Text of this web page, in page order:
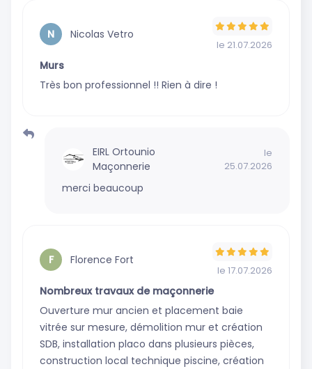
avis
avis
N Nicolas Vetro
le 21.07.2026
Murs
Très bon professionnel !! Rien à dire !
EIRL Ortounio
Maçonnerie
le
25.07.2026
merci beaucoup
F Florence Fort
le 17.07.2026
Nombreux travaux de maçonnerie
Ouverture mur ancien et placement baie
vitrée sur mesure, démolition mur et création
SDB, installation placo dans plusieurs pièces,
construction local technique piscine, création